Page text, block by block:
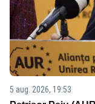
5 aug. 2026, 19:53